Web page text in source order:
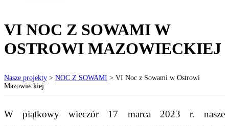
VI NOC Z SOWAMI W
OSTROWI MAZOWIECKIEJ
Nasze projekty > NOC Z SOWAMI > VI Noc z Sowami w Ostrowi
Mazowieckiej
W piątkowy wieczór 17 marca 2023 r. nasze